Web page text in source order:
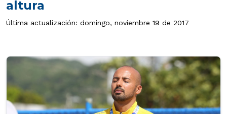
altura
Última actualización: domingo, noviembre 19 de 2017